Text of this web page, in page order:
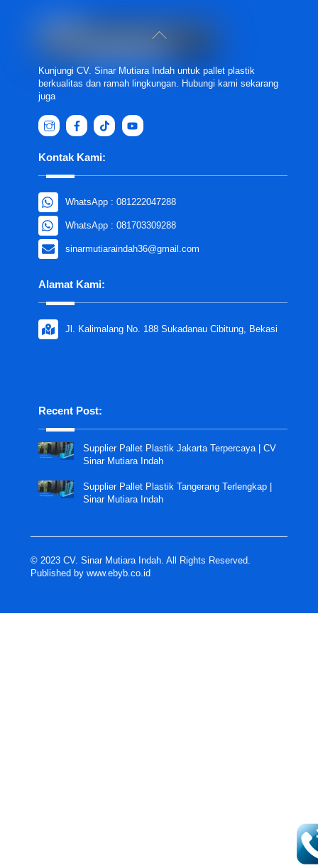
Back
Kunjungi CV. Sinar Mutiara Indah untuk pallet plastik
berkualitas dan ramah lingkungan. Hubungi kami sekarang
juga
Kontak Kami:
WhatsApp : 081222047288
WhatsApp : 081703309288
sinarmutiaraindah36@gmail.com
Alamat Kami:
Jl. Kalimalang No. 188 Sukadanau Cibitung, Bekasi
Recent Post:
Supplier Pallet Plastik Jakarta Terpercaya | CV
Sinar Mutiara Indah
Supplier Pallet Plastik Tangerang Terlengkap |
Sinar Mutiara Indah
© 2023 CV. Sinar Mutiara Indah. All Rights Reserved.
Published by www.ebyb.co.id